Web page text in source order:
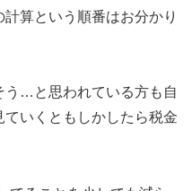
算という順番はお分かり
う…と思われている方も自
いくともしかしたら税金